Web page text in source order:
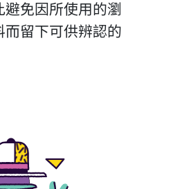
免因所使用的瀏
而留下可供辨認的